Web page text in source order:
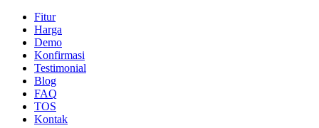
Fitur
Harga
Demo
Konfirmasi
Testimonial
Blog
FAQ
TOS
Kontak